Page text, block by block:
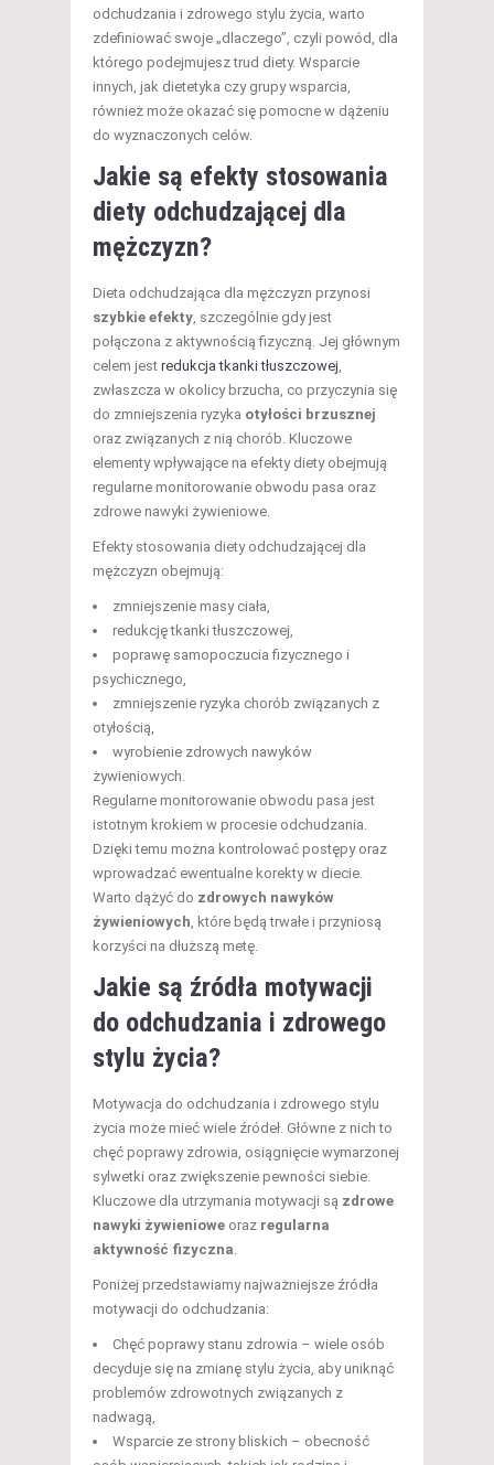
odchudzania i zdrowego stylu życia, warto
zdefiniować swoje „dlaczego”, czyli powód, dla
którego podejmujesz trud diety. Wsparcie
innych, jak dietetyka czy grupy wsparcia,
również może okazać się pomocne w dążeniu
do wyznaczonych celów.
Jakie są efekty stosowania
diety odchudzającej dla
mężczyzn?
Dieta odchudzająca dla mężczyzn przynosi
szybkie efekty, szczególnie gdy jest
połączona z aktywnością fizyczną. Jej głównym
celem jest redukcja tkanki tłuszczowej,
zwłaszcza w okolicy brzucha, co przyczynia się
do zmniejszenia ryzyka otyłości brzusznej
oraz związanych z nią chorób. Kluczowe
elementy wpływające na efekty diety obejmują
regularne monitorowanie obwodu pasa oraz
zdrowe nawyki żywieniowe.
Efekty stosowania diety odchudzającej dla
mężczyzn obejmują:
zmniejszenie masy ciała,
redukcję tkanki tłuszczowej,
poprawę samopoczucia fizycznego i
psychicznego,
zmniejszenie ryzyka chorób związanych z
otyłością,
wyrobienie zdrowych nawyków
żywieniowych.
Regularne monitorowanie obwodu pasa jest
istotnym krokiem w procesie odchudzania.
Dzięki temu można kontrolować postępy oraz
wprowadzać ewentualne korekty w diecie.
Warto dążyć do zdrowych nawyków
żywieniowych, które będą trwałe i przyniosą
korzyści na dłuższą metę.
Jakie są źródła motywacji
do odchudzania i zdrowego
stylu życia?
Motywacja do odchudzania i zdrowego stylu
życia może mieć wiele źródeł. Główne z nich to
chęć poprawy zdrowia, osiągnięcie wymarzonej
sylwetki oraz zwiększenie pewności siebie.
Kluczowe dla utrzymania motywacji są zdrowe
nawyki żywieniowe oraz regularna
aktywność fizyczna.
Poniżej przedstawiamy najważniejsze źródła
motywacji do odchudzania:
Chęć poprawy stanu zdrowia – wiele osób
decyduje się na zmianę stylu życia, aby uniknąć
problemów zdrowotnych związanych z
nadwagą,
Wsparcie ze strony bliskich – obecność